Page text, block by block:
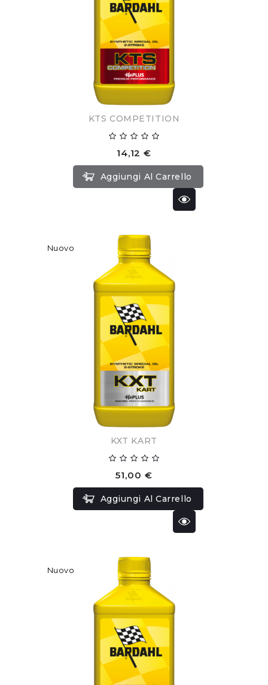
KTS COMPETITION
14,12 €
Aggiungi Al Carrello
Nuovo
KXT KART
51,00 €
Aggiungi Al Carrello
Nuovo